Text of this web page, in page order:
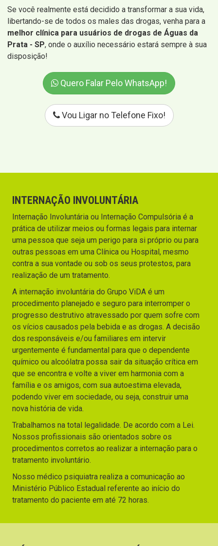
Se você realmente está decidido a transformar a sua vida,
libertando-se de todos os males das drogas, venha para a
melhor clínica para usuários de drogas de Águas da
Prata - SP, onde o auxílio necessário estará sempre à sua
disposição!
Quero Falar Pelo WhatsApp!
Vou Ligar no Telefone Fixo!
INTERNAÇÃO INVOLUNTÁRIA
Internação Involuntária ou Internação Compulsória é a
prática de utilizar meios ou formas legais para internar
uma pessoa que seja um perigo para si próprio ou para
outras pessoas em uma Clínica ou Hospital, mesmo
contra a sua vontade ou sob os seus protestos, para
realização de um tratamento.
A internação involuntária do Grupo ViDA é um
procedimento planejado e seguro para interromper o
progresso destrutivo atravessado por quem sofre com
os vícios causados pela bebida e as drogas. A decisão
dos responsáveis e/ou familiares em intervir
urgentemente é fundamental para que o dependente
químico ou alcoólatra possa sair da situação crítica em
que se encontra e volte a viver em harmonia com a
família e os amigos, com sua autoestima elevada,
podendo viver em sociedade, ou seja, construir uma
nova história de vida.
Trabalhamos na total legalidade. De acordo com a Lei.
Nossos profissionais são orientados sobre os
procedimentos corretos ao realizar a internação para o
tratamento involuntário.
Nosso médico psiquiatra realiza a comunicação ao
Ministério Público Estadual referente ao início do
tratamento do paciente em até 72 horas.